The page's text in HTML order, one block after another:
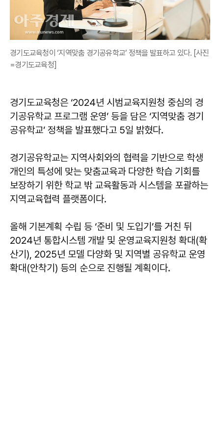
경기도교육청이 ‘지역맞춤 경기공유학교’ 정책을 발표하고 있다. [사진
=경기도교육청]
경기도교육청은 ‘2024년 시범교육지원청 중심의 경
기공유학교 프로그램 운영’ 등을 담은 ‘지역맞춤 경기
공유학교’ 정책을 발표했다고 5일 밝혔다.
경기공유학교는 지역사회와의 협력을 기반으로 학생
개인의 특성에 맞는 맞춤교육과 다양한 학습 기회를
보장하기 위한 학교 밖 교육활동과 시스템을 포괄하는
지역교육협력 플랫폼이다.
올해 기본계획 수립 등 ‘준비 및 도입기’를 거친 뒤
2024년 통합시스템 개발 및 운영교육지원청 확대(확
산기), 2025년 모델 다양화 및 지역별 공유학교 운영
확대(안착기) 등의 순으로 진행될 계획이다.